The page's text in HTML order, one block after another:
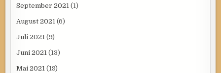
September 2021 (1)
August 2021 (6)
Juli 2021 (9)
Juni 2021 (13)
Mai 2021 (19)